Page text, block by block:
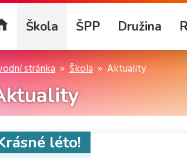
Škola ŠPP Družina
stránka Škola Aktuality
léto!